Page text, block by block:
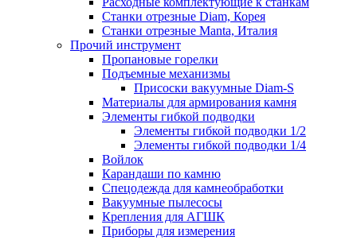
Станки отрезные Diam, Корея
Станки отрезные Manta, Италия
Прочий инструмент
Пропановые горелки
Подъeмные механизмы
Присоски вакуумные Diam-S
Материалы для армирования камня
Элементы гибкой подводки
Элементы гибкой подводки 1/2
Элементы гибкой подводки 1/4
Войлок
Карандаши по камню
Спецодежда для камнеобработки
Вакуумные пылесосы
Крепления для АГШК
Приборы для измерения